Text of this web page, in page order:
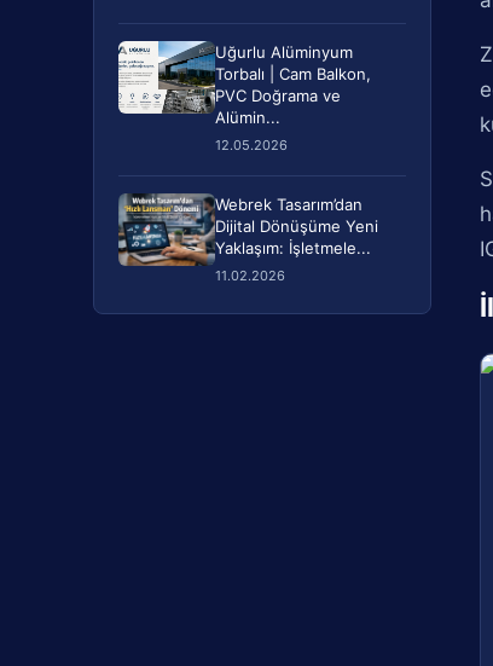
Uğurlu Alüminyum
Torbalı | Cam Balkon,
PVC Doğrama ve
Alümin...
12.05.2026
Webrek Tasarım’dan
Dijital Dönüşüme Yeni
Yaklaşım: İşletmele...
11.02.2026